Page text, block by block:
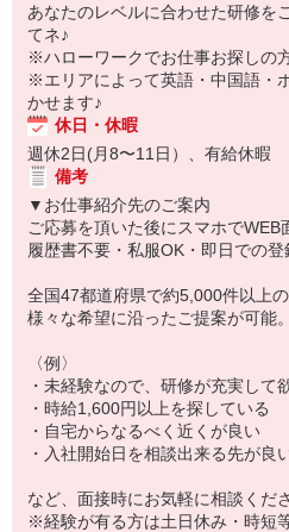
あなたのレベルに合わせた研修を
てネ♪
※ハローワークでお仕事お探しの
※エリアによって英語・中国語・
かせます♪
休日・休暇
週休2日(月8〜11日）、有給休暇
備考
▼お仕事紹介先のご案内
ご応募を頂いた後にスマホでWEB
履歴書不要・私服OK・即日での
全国47都道府県で約5,000件以上
様々な希望に沿ったご提案が可能。
〈例〉
・未経験なので、研修が充実して
・時給1,600円以上を探している
・自宅からなるべく近くが良い
・入社開始日を相談出来る先が良
など、面接時にお気軽に相談くだ
※経験が有る方は土日休み・時短